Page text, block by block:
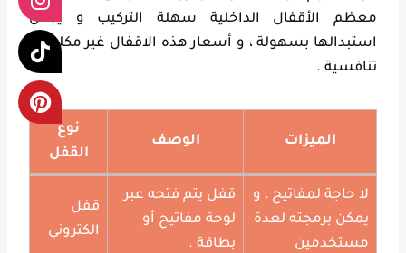
معظم الأقفال الداخلية سهلة التركيب و يمكن
استبدالها بسهولة ، و أسعار هذه الاقفال غير مكلفة و
تنافسية .
الميزات الوصف
نوع
القفل
لا حاجة لمفاتيح ، و
يمكن برمجته لعدة
مستخدمين
قفل يتم فتحه عبر
لوحة مفاتيح أو
بطاقة .
قفل
الكتروني